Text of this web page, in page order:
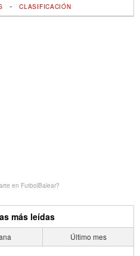
-CLASIFICACIÓN
en FutbolBalear?
más leídas
Último mes